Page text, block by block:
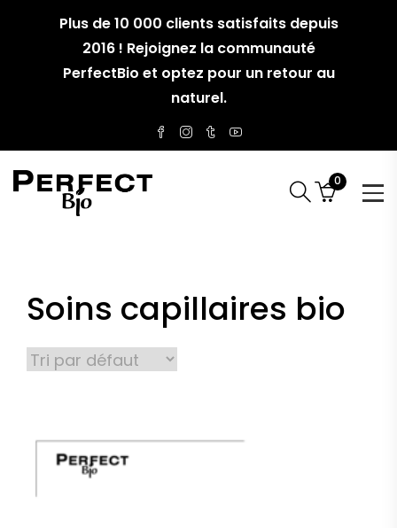
Plus de 10 000 clients satisfaits depuis
2016 ! Rejoignez la communauté
PerfectBio et optez pour un retour au
naturel.
0
Soins capillaires bio